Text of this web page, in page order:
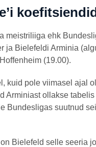
meistriliiga ehk
ja Bielefeldi Arminia
(19.00).
kuid pole viimasel ajal
Arminiast ollakse
Bundesligas suutnud
Bielefeld selle seeria